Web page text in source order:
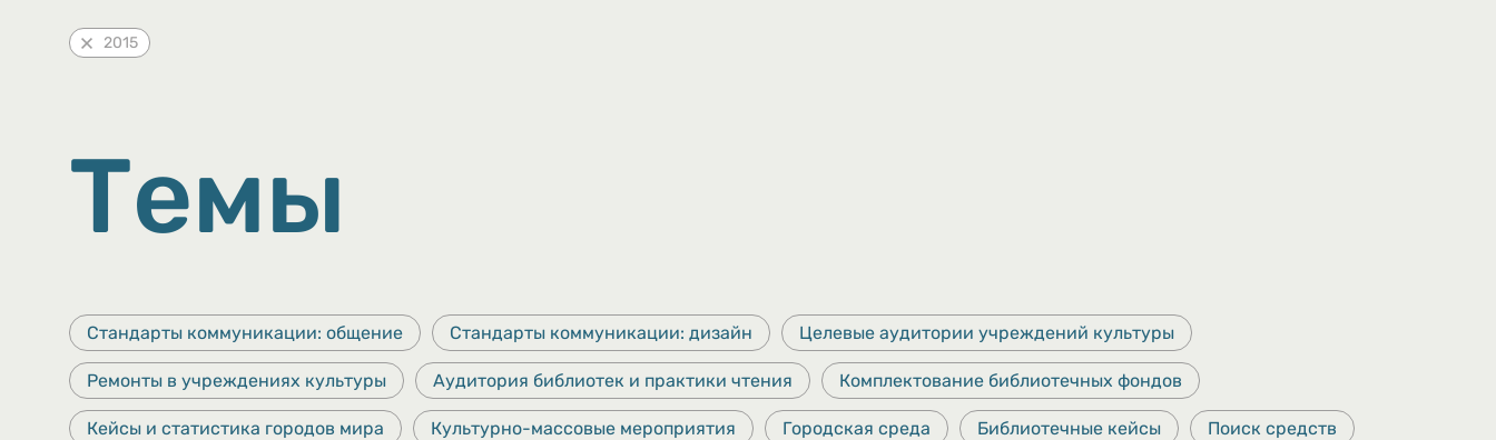
2015
Темы
Стандарты коммуникации: общение Стандарты коммуникации: дизайн Целевые аудитории учреждений культуры
Ремонты в учреждениях культуры Аудитория библиотек и практики чтения Комплектование библиотечных фондов
Кейсы и статистика городов мира Культурно-массовые мероприятия Городская среда Библиотечные кейсы Поиск средств